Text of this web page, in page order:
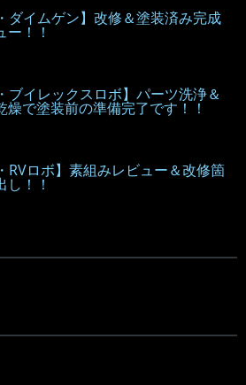
ダイムゲン】改修＆塗装済み完成
ー！！
ブイレックスロボ】パーツ洗浄＆
燥で塗装前の準備完了です！！
RVロボ】素組みレビュー＆改修箇
し！！